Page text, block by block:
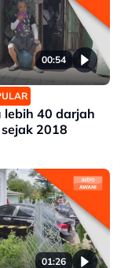
00:54
lebih 40 darjah
2018
01:26